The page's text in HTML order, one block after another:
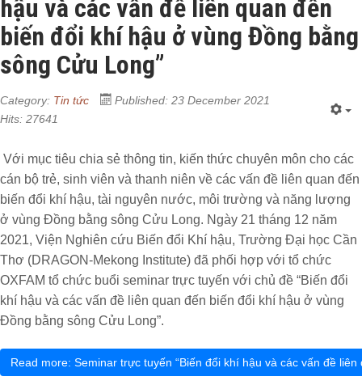
hậu và các vấn đề liên quan đến
biến đổi khí hậu ở vùng Đồng bằng
sông Cửu Long”
Category: Tin tức
Published: 23 December 2021
Hits: 27641
Với mục tiêu chia sẻ thông tin, kiến thức chuyên môn cho các
cán bộ trẻ, sinh viên và thanh niên về các vấn đề liên quan đến
biến đổi khí hậu, tài nguyên nước, môi trường và năng lượng
ở vùng Đồng bằng sông Cửu Long. Ngày 21 tháng 12 năm
2021, Viện Nghiên cứu Biến đổi Khí hậu, Trường Đại học Cần
Thơ (DRAGON-Mekong Institute) đã phối hợp với tổ chức
OXFAM tổ chức buổi seminar trực tuyến với chủ đề “Biến đổi
khí hậu và các vấn đề liên quan đến biến đổi khí hậu ở vùng
Đồng bằng sông Cửu Long”.
Read more: Seminar trực tuyến “Biến đổi khí hậu và các vấn đề